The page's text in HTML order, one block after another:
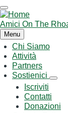
Salta
al
contenuto
principale
Amici On The
Menu
Main
navigation
Chi Siamo
Attività
Partners
Sostienici
Iscriviti
Contatti
Donazioni